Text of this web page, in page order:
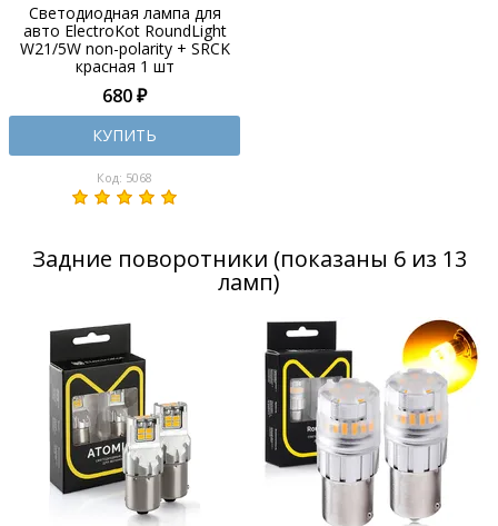
Светодиодная лампа для
авто ElectroKot RoundLight
W21/5W non-polarity + SRCK
красная 1 шт
680 ₽
КУПИТЬ
Код: 5068
Задние поворотники (показаны 6 из 13
ламп)